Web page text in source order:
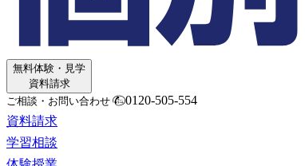
無料体験・見学
資料請求
ご相談・お問い合わせ
0120-505-554
資料請求
学習相談